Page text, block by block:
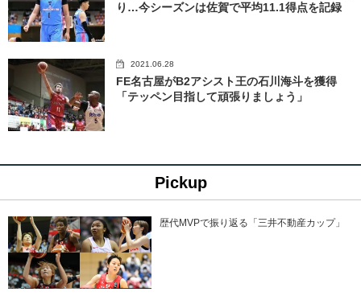
り…今シーズンは佐賀で平均11.1得点を記録
2021.06.28
FE名古屋がB2アシスト王の石川海斗を獲得
「テッペン目指して頑張りましょう」
Pickup
歴代MVPで振り返る「三井不動産カップ」